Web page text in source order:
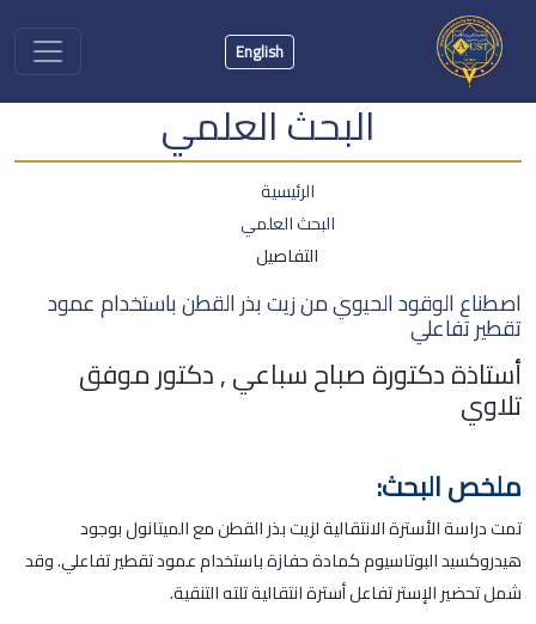
English
البحث العلمي
الرئيسية
البحث العلمي
التفاصيل
اصطناع الوقود الحيوي من زيت بذر القطن باستخدام عمود
تقطير تفاعلي
أستاذة دكتورة صباح سباعي , دكتور موفق
تلاوي
ملخص البحث:
تمت دراسة الأسترة الانتقالية لزيت بذر القطن مع الميتانول بوجود
هيدروكسيد البوتاسيوم كمادة حفازة باستخدام عمود تقطير تفاعلي. وقد
شمل تحضير الإستر تفاعل أسترة انتقالية تلته التنقية.